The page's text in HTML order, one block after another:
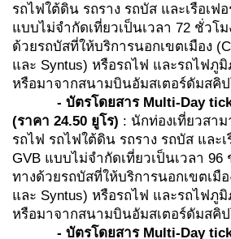
รถไฟใต้ดิน รถราง รถบัส และเรือเฟ
แบบไม่จำกัดเที่ยวเป็นเวลา 72 ชั่วโ
ด้วยรถบัสที่ให้บริการนอกเขตเมือง
และ Syntus) หรือรถไฟ และรถไฟภู
หรือมาจากสนามบินอัมสเตอร์ดัมสคิ
- บัตรโดยสาร Multi-Day
(ราคา 24.50 ยูโร) : นักท่องเที่ยวสา
รถไฟ รถไฟใต้ดิน รถราง รถบัส และ
GVB แบบไม่จำกัดเที่ยวเป็นเวลา 96
ทางด้วยรถบัสที่ให้บริการนอกเขตเมือ
และ Syntus) หรือรถไฟ และรถไฟภู
หรือมาจากสนามบินอัมสเตอร์ดัมสคิ
- บัตรโดยสาร Multi-Day